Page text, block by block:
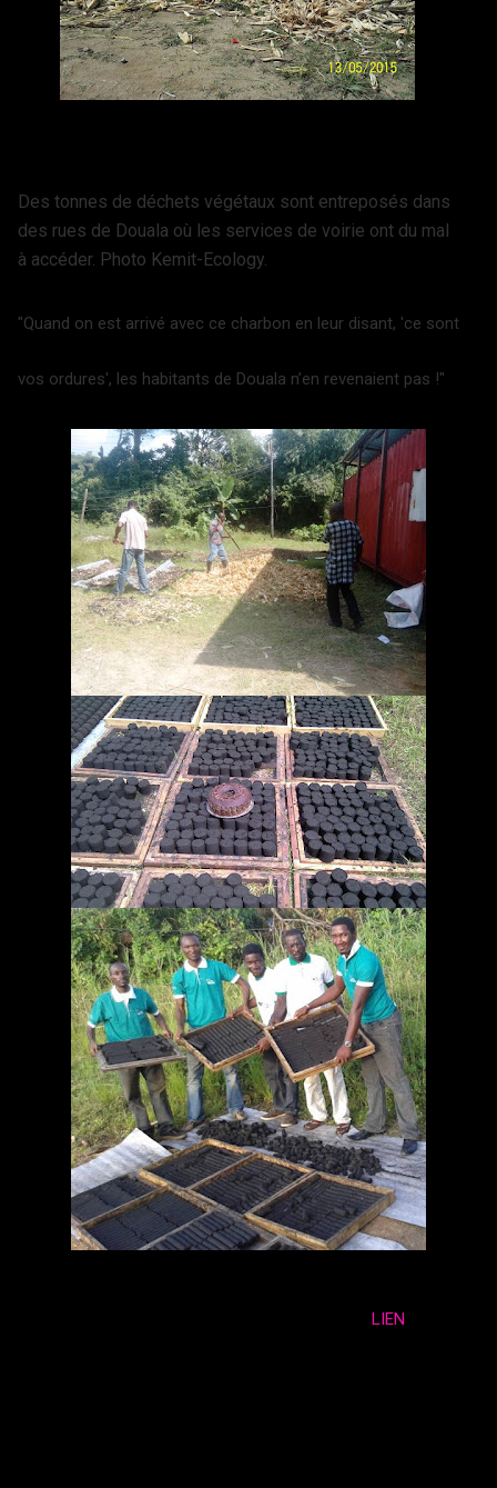
Des tonnes de déchets végétaux sont entreposés dans
des rues de Douala où les services de voirie ont du mal
à accéder. Photo Kemit-Ecology.
"Quand on est arrivé avec ce charbon en leur disant, 'ce sont
vos ordures', les habitants de Douala n’en revenaient pas !"
LIEN